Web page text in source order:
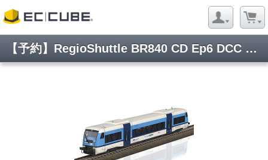
【予約】RegioShuttle BR840 CD Ep6 DCC Sound